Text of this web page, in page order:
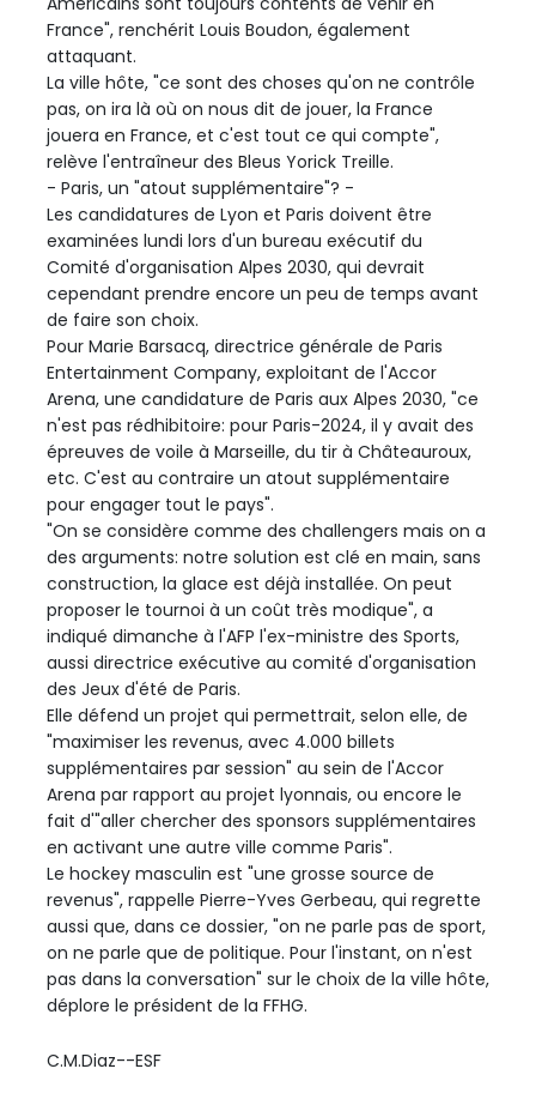
France", renchérit Louis Boudon, également
attaquant.
La ville hôte, "ce sont des choses qu'on ne contrôle
pas, on ira là où on nous dit de jouer, la France
jouera en France, et c'est tout ce qui compte",
relève l'entraîneur des Bleus Yorick Treille.
- Paris, un "atout supplémentaire"? -
Les candidatures de Lyon et Paris doivent être
examinées lundi lors d'un bureau exécutif du
Comité d'organisation Alpes 2030, qui devrait
cependant prendre encore un peu de temps avant
de faire son choix.
Pour Marie Barsacq, directrice générale de Paris
Entertainment Company, exploitant de l'Accor
Arena, une candidature de Paris aux Alpes 2030, "ce
n'est pas rédhibitoire: pour Paris-2024, il y avait des
épreuves de voile à Marseille, du tir à Châteauroux,
etc. C'est au contraire un atout supplémentaire
pour engager tout le pays".
"On se considère comme des challengers mais on a
des arguments: notre solution est clé en main, sans
construction, la glace est déjà installée. On peut
proposer le tournoi à un coût très modique", a
indiqué dimanche à l'AFP l'ex-ministre des Sports,
aussi directrice exécutive au comité d'organisation
des Jeux d'été de Paris.
Elle défend un projet qui permettrait, selon elle, de
"maximiser les revenus, avec 4.000 billets
supplémentaires par session" au sein de l'Accor
Arena par rapport au projet lyonnais, ou encore le
fait d'"aller chercher des sponsors supplémentaires
en activant une autre ville comme Paris".
Le hockey masculin est "une grosse source de
revenus", rappelle Pierre-Yves Gerbeau, qui regrette
aussi que, dans ce dossier, "on ne parle pas de sport,
on ne parle que de politique. Pour l'instant, on n'est
pas dans la conversation" sur le choix de la ville hôte,
déplore le président de la FFHG.
C.M.Diaz--ESF